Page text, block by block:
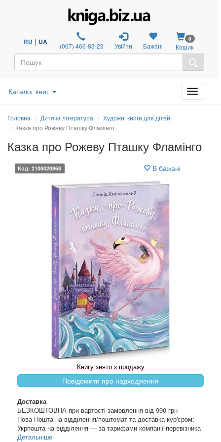
RU | UA (067) 466-83-23 Увійти Бажані
0
Кошик
Каталог книг
Головна Дитяча література
Художні книги для дітей
Казка про Рожеву Пташку Фламінго
Казка про Рожеву Пташку Фламінго
Код: 2100020968 В бажані
Книгу знято з продажу
Повідомити про надходження
Доставка
БЕЗКОШТОВНА при вартості замовлення від 990 грн
Нова Пошта на відділення/поштомат та доставка кур'єром;
Укрпошта на відділення — за тарифами компанії-перевізника
Детальніше